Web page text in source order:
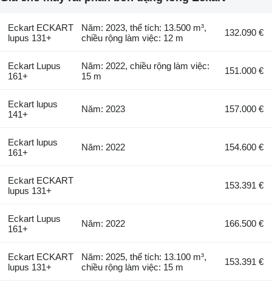
Eckart ECKART
lupus 131+
Năm: 2023, thể tích: 13.500 m³,
chiều rộng làm việc: 12 m
132.090 €
Eckart Lupus
161+
Năm: 2022, chiều rộng làm việc:
15 m
151.000 €
Eckart lupus
141+
Năm: 2023 157.000 €
Eckart lupus
161+
Năm: 2022 154.600 €
Eckart ECKART
lupus 131+
153.391 €
Eckart Lupus
161+
Năm: 2022 166.500 €
Eckart ECKART
lupus 131+
Năm: 2025, thể tích: 13.100 m³,
chiều rộng làm việc: 15 m
153.391 €